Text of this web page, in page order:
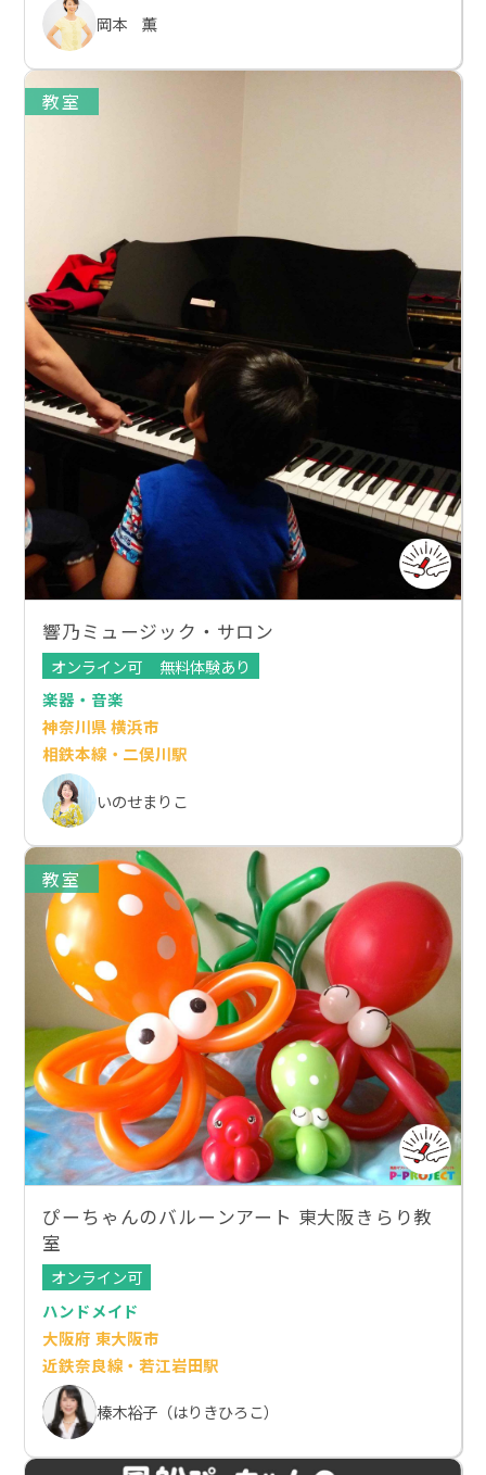
岡本 薫
教室
響乃ミュージック・サロン
オンライン可
無料体験あり
楽器・音楽
神奈川県 横浜市
相鉄本線・二俣川駅
いのせまりこ
教室
ぴーちゃんのバルーンアート 東大阪きらり教
室
オンライン可
ハンドメイド
大阪府 東大阪市
近鉄奈良線・若江岩田駅
榛木裕子（はりきひろこ）